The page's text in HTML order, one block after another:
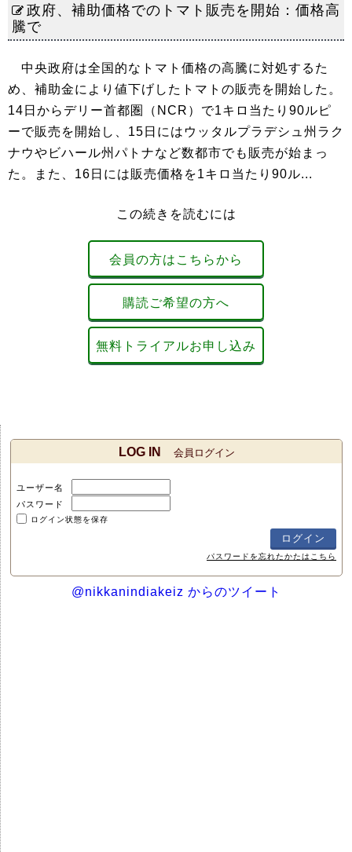
政府、補助価格でのトマト販売を開始：価格高
騰で
中央政府は全国的なトマト価格の高騰に対処するた
め、補助金により値下げしたトマトの販売を開始した。
14日からデリー首都圏（NCR）で1キロ当たり90ルピ
ーで販売を開始し、15日にはウッタルプラデシュ州ラク
ナウやビハール州パトナなど数都市でも販売が始まっ
た。また、16日には販売価格を1キロ当たり90ル...
この続きを読むには
会員の方はこちらから
購読ご希望の方へ
無料トライアルお申し込み
LOG IN 会員ログイン
ユーザー名
パスワード
ログイン状態を保存
パスワードを忘れたかたはこちら
@nikkanindiakeiz からのツイート